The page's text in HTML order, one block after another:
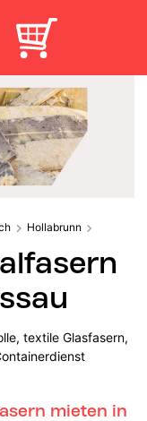
Hollabrunn
textile Glasfasern,
mieten in